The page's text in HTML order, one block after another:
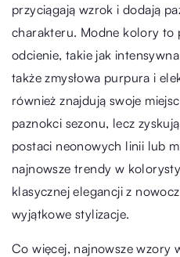
przyciągają wzrok i dodają
charakteru. Modne kolory to
odcienie, takie jak
także zmysłowa purpura i
również znajdują swoje
paznokci sezonu, lecz
postaci neonowych linii lub
najnowsze trendy w
klasycznej elegancji z
wyjątkowe stylizacje.
Co więcej, najnowsze wzory